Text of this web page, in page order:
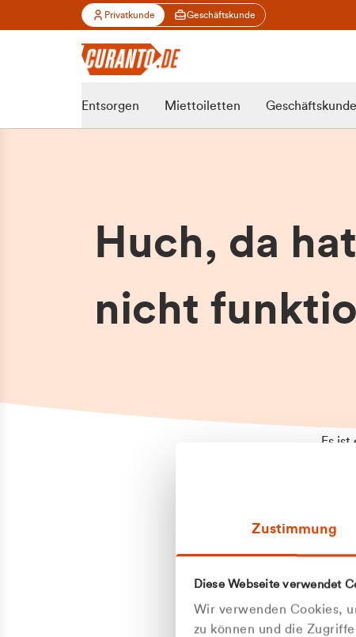
Zustimmung
Diese Webseite verwendet
Wir verwenden Cookies,
zu können und die
Privatkunde Geschäftskunde
Entsorgen Miettoiletten Geschäftskunde
Huch, da
nicht
Es ist